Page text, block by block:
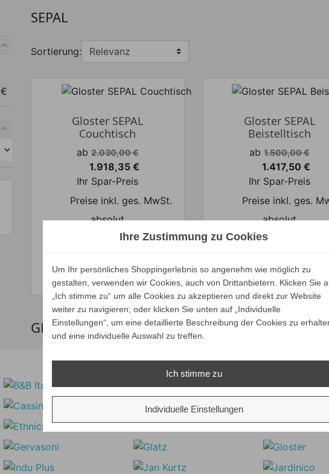
Preis bis
€
SEPAL
Sortierung:
Gloster SEPAL
Couchtisch
Verkaufspreis
ab 2.030,00 €
Preis
1.918,35 €
Ihr Spar-Preis
Preise inkl. ges. MwSt.
absolut
versandkostenfrei
ZEIGEN
Gloster SEPAL
Beistelltisch
Verkaufspreis
ab 1.500,00 €
Preis
1.417,50 €
Ihr Spar-Preis
Preise inkl. ges.
absolut
versandkostenfrei
ZEIGEN
GLOSTER SEPAL KOLLEKTION
Unsere Marken
Ihre Zustimmung zu Cookies
Um Ihr persönliches Shoppingerlebnis so angenehm wie möglich zu
gestalten, verwenden wir Cookies, auch von Drittanbietern. Klicken Sie
„Ich stimme zu“ um alle Cookies zu akzeptieren und direkt zur Website
weiter zu navigieren; oder klicken Sie unten auf „Individuelle
Einstellungen“, um eine detaillierte Beschreibung der Cookies zu
und eine individuelle Auswahl zu treffen.
Ich stimme zu
Individuelle Einstellungen